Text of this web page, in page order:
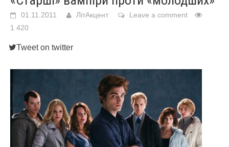
01.11.2011 ЛітАкцент
Leave a comment
1 420
Tweet on twitter